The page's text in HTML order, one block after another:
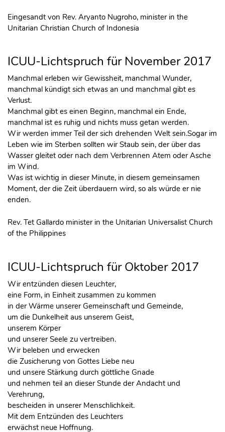
Eingesandt von Rev. Aryanto Nugroho, minister in the
Unitarian Christian Church of Indonesia
ICUU-Lichtspruch für November 2017
Manchmal erleben wir Gewissheit, manchmal Wunder,
manchmal kündigt sich etwas an und manchmal gibt es
Verlust.
Manchmal gibt es einen Beginn, manchmal ein Ende,
manchmal ist es ruhig und nichts muss getan werden.
Wir werden immer Teil der sich drehenden Welt sein.Sogar im
Leben wie im Sterben sollten wir Staub sein, der über das
Wasser gleitet oder nach dem Verbrennen Atem oder Asche
im Wind.
Was ist wichtig in dieser Minute, in diesem gemeinsamen
Moment, der die Zeit überdauern wird, so als würde er nie
enden.
Rev. Tet Gallardo minister in the Unitarian Universalist Church
of the Philippines
ICUU-Lichtspruch für Oktober 2017
Wir entzünden diesen Leuchter,
eine Form, in Einheit zusammen zu kommen
in der Wärme unserer Gemeinschaft und Gemeinde,
um die Dunkelheit aus unserem Geist,
unserem Körper
und unserer Seele zu vertreiben.
Wir beleben und erwecken
die Zusicherung von Gottes Liebe neu
und unsere Stärkung durch göttliche Gnade
und nehmen teil an dieser Stunde der Andacht und
Verehrung,
bescheiden in unserer Menschlichkeit.
Mit dem Entzünden des Leuchters
erwächst neue Hoffnung.